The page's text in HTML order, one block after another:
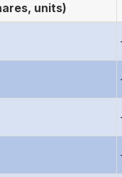
units)